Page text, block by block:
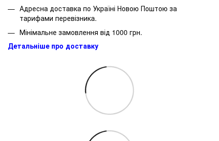
Адресна доставка по Україні Новою Поштою за
тарифами перевізника.
Мінімальне замовлення від 1000 грн.
Детальніше про доставку